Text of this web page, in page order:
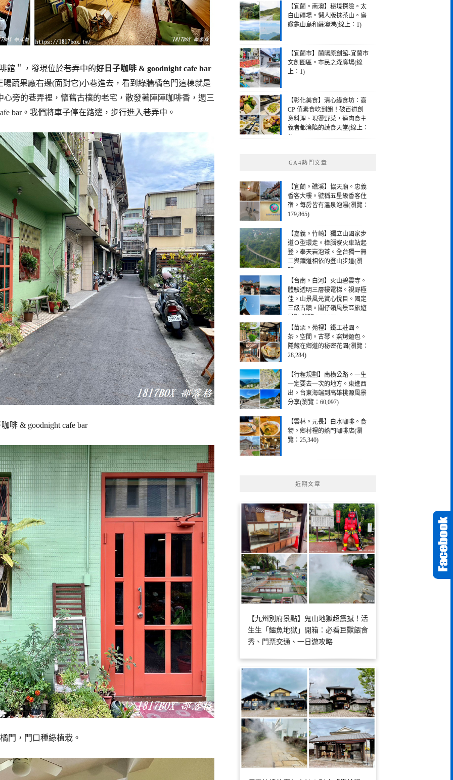
館＂，發現位於巷弄中的好日子咖啡 & goodnight cafe bar
蔬果廠右邊(面對它)小巷進去，看到綠牆橘色門這棟就是
心旁的巷弄裡，懷舊古樸的老宅，散發著陣陣咖啡香，週三
bar。我們將車子停在路邊，步行進入巷弄中。
啡 & goodnight cafe bar
門，門口種綠植栽。
【宜蘭。南澳】秘境探險。太
白山礦場。懶人版抹茶山。鳥
瞰龜山島和蘇澳港(線上：1)
【宜蘭市】蘭陽原創館-宜蘭市
文創園區。市民之森廣場(線
上：1)
【彰化美食】清心緣食坊：高
CP 值素食吃到飽！破百道創
意料理、現燙野菜，連肉食主
義者都淪陷的蔬食天堂(線上：
1)
GA4熱門文章
【宜蘭。礁溪】協天廟。忠義
香客大樓。號稱五星級香客住
宿。每房皆有溫泉泡湯(瀏覽：
179,865)
【嘉義。竹崎】獨立山國家步
道Ｏ型環走。樟腦寮火車站起
登。奉天岩泡茶。全台獨一無
二與鐵道相依的登山步道(瀏
覽：190,257)
【台南。白河】火山碧雲寺。
體驗透明三層樓電梯。視野極
佳。山景風光賞心悅目。國定
三級古蹟。關仔嶺風景區旅遊
景點(瀏覽：28,978)
【苗栗。苑裡】鐵工莊園。
茶。空間。古琴。窯烤麵包。
隱藏在鄉道的秘密花園(瀏覽：
28,284)
【行程規劃】南橫公路。一生
一定要去一次的地方。東進西
出。台東海端到高雄桃源風景
分享(瀏覽：60,097)
【雲林。元長】白水咖啡。食
物。鄉村裡的熱門咖啡店(瀏
覽：25,340)
近期文章
【九州別府景點】鬼山地獄超震撼！活
生生「鱷魚地獄」開箱：必看巨獸餵食
秀、門票交通、一日遊攻略